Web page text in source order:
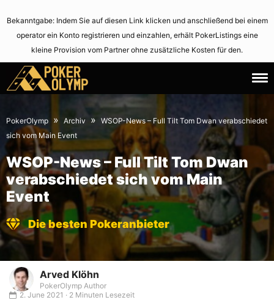
Bekanntgabe: Indem Sie auf diesen Link klicken und anschließend bei einem
operator ein Konto registrieren und einzahlen, erhält PokerListings eine
kleine Provision vom Partner ohne zusätzliche Kosten für den.
July
2010
2,
2021
PokerOlymp » Archiv » WSOP-News – Full Tilt Tom Dwan verabschiedet
sich vom Main Event
WSOP-News – Full Tilt Tom Dwan
verabschiedet sich vom Main
Event
Die besten Pokeranbieter
Arved Klöhn
PokerOlymp Author
2. June 2021 · 2 Minuten Lesezeit